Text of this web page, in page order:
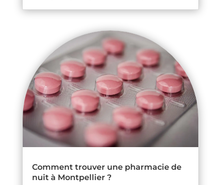
Comment trouver une pharmacie de
nuit à Montpellier ?